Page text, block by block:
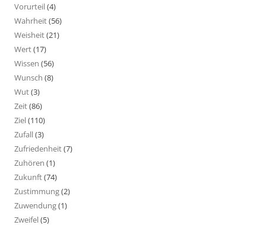
Vorurteil(4)
Wahrheit(56)
Weisheit(21)
Wert(17)
Wissen (56)
Wunsch (8)
Wut(3)
Zeit(86)
Ziel(110)
Zufall(3)
Zufriedenheit(7)
Zuhören (1)
Zukunft(74)
Zustimmung(2)
Zuwendung(1)
Zweifel(5)